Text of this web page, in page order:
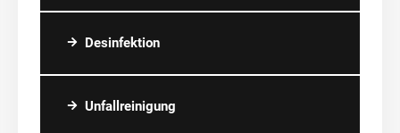
Desinfektion
Unfallreinigung